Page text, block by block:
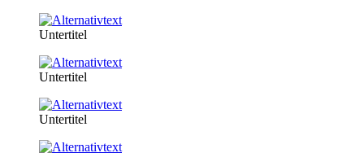
Untertitel
Untertitel
Untertitel